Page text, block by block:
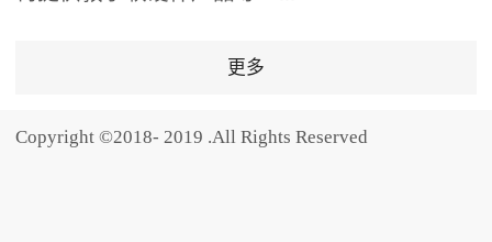
功能增加课堂趣味性，同
更多
Copyright ©2018- 2019 .All Rights Reserved